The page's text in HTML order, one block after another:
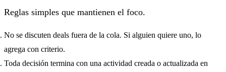
Reglas simples que mantienen el foco.
No se discuten deals fuera de la cola. Si alguien quiere uno, lo
agrega con criterio.
Toda decisión termina con una actividad creada o actualizada en